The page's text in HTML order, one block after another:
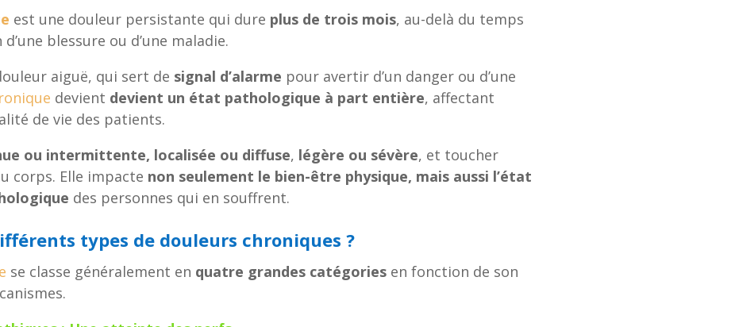
est une douleur persistante qui dure plus de trois mois, au-delà du temps
blessure ou d’une maladie.
aiguë, qui sert de signal d’alarme pour avertir d’un danger ou d’une
devient devient un état pathologique à part entière, affectant
de vie des patients.
ou intermittente, localisée ou diffuse, légère ou sévère, et toucher
corps. Elle impacte non seulement le bien-être physique, mais aussi l’état
des personnes qui en souffrent.
types de douleurs chroniques ?
se classe généralement en quatre grandes catégoriesen fonction de son